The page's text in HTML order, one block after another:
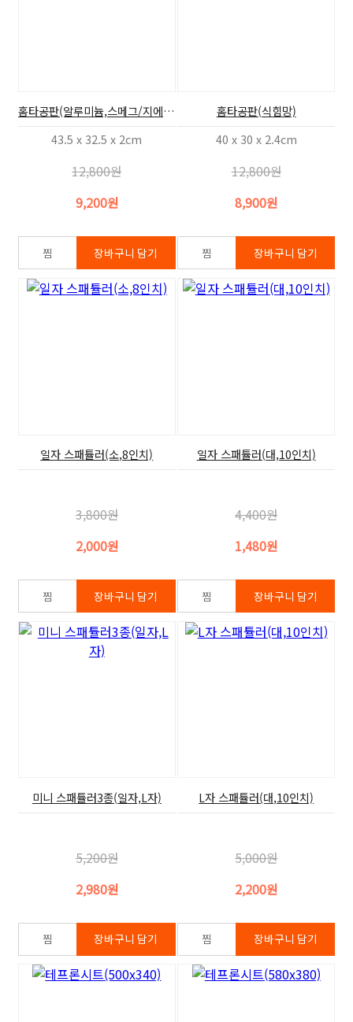
홈타공판(알루미늄,스메그/지에라/에카 호환)
43.5 x 32.5 x 2cm
12,800원
9,200원
홈타공판(식힘망)
40 x 30 x 2.4cm
12,800원
8,900원
일자 스패튤러(소,8인치)
3,800원
2,000원
일자 스패튤러(대,10인치)
4,400원
1,480원
미니 스패튤러3종(일자,L자)
5,200원
2,980원
L자 스패튤러(대,10인치)
5,000원
2,200원